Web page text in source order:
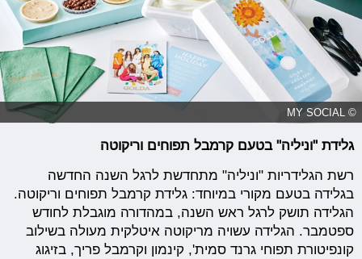
© MY SOCIAL
גלידת "וניליה" בטעם קרמבל תפוחים וריקוטה
רשת הגלידריות "וניליה" מתחדשת לרגל השנה החדשה
בגלידה בטעם מקורי במיוחד: גלידת קרמבל תפוחים וריקוטה.
הגלידה תושק לרגל ראש השנה, במהדורה מוגבלת לחודש
ספטמבר. הגלידה עשויה מריקוטה איטלקית מעולה בשילוב
קונפיטורת תפוחי גרנד סמית', קינמון וקרמבל פריך, בזיגוג